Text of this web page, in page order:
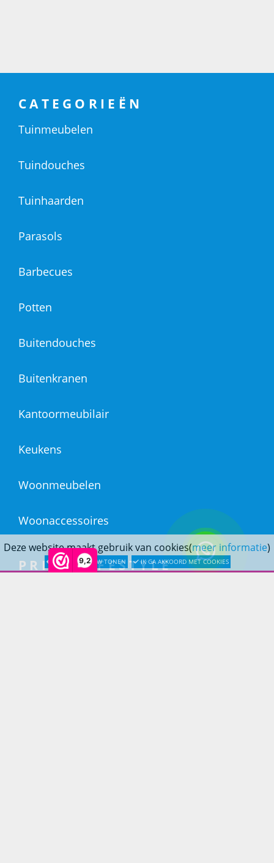
9,2
Deze website maakt gebruik van cookies(meer informatie)
LATER OPNIEUW TONEN IK GA AKKOORD MET COOKIES
CATEGORIEËN
Tuinmeubelen
Tuindouches
Tuinhaarden
Parasols
Barbecues
Potten
Buitendouches
Buitenkranen
Kantoormeubilair
Keukens
Woonmeubelen
Woonaccessoires
PRINS LIFESTYLE